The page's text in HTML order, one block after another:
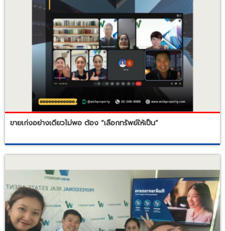
ขายเก่งอย่างเดียวไม่พอ ต้อง “เลือกทรัพย์ให้เป็น”